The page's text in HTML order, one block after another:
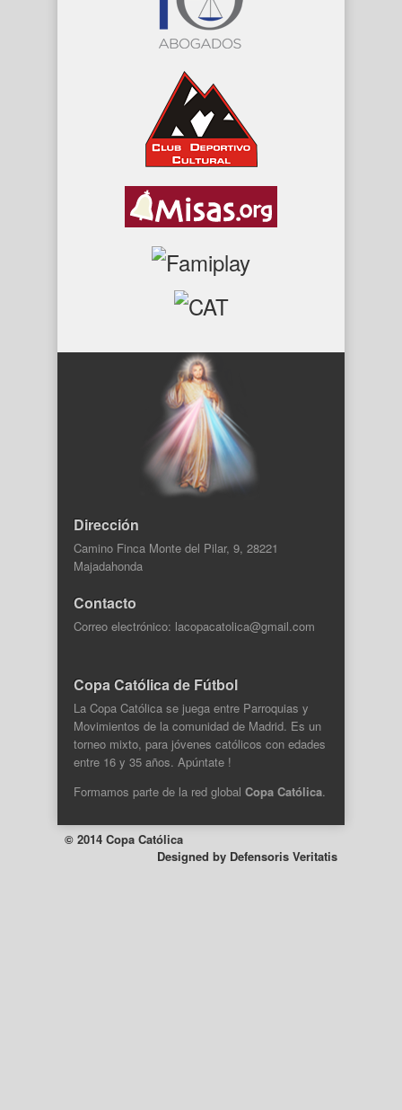
Dirección
Camino Finca Monte del Pilar, 9, 28221
Majadahonda
Contacto
Correo electrónico: lacopacatolica@gmail.com
Copa Católica de Fútbol
La Copa Católica se juega entre Parroquias y
Movimientos de la comunidad de Madrid. Es un
torneo mixto, para jóvenes católicos con edades
entre 16 y 35 años. Apúntate !
Formamos parte de la red global Copa Católica.
© 2014 Copa Católica
Designed by Defensoris Veritatis